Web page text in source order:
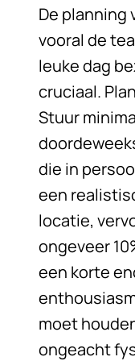
De planning
vooral de
leuke dag
cruciaal.
Stuur
die in
een
locatie,
ongeveer
een korte
moet
ongeacht